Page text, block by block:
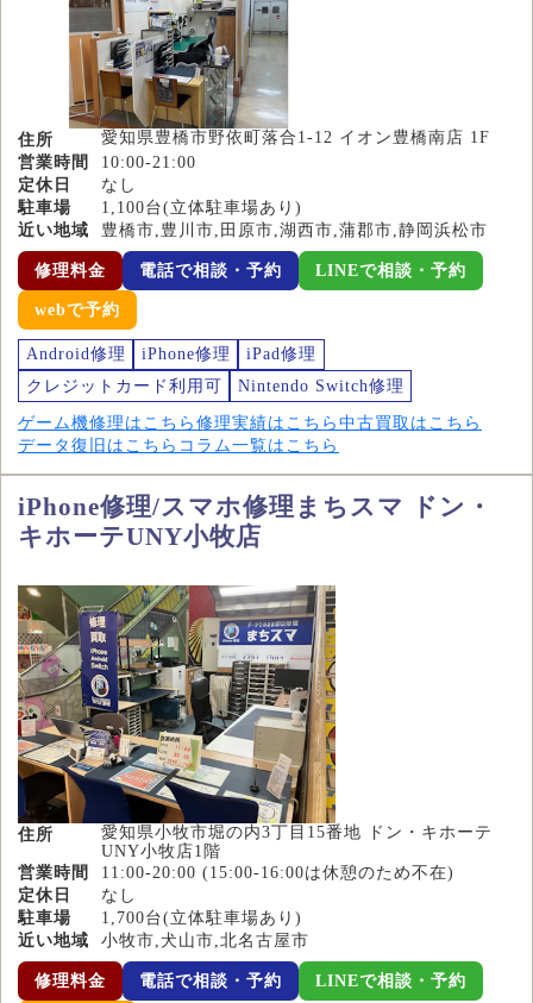
住所
愛知県豊橋市野依町落合1-12 イオン豊橋南店 1F
営業時間
10:00-21:00
定休日
なし
駐車場
1,100台(立体駐車場あり)
近い地域
豊橋市,豊川市,田原市,湖西市,蒲郡市,静岡浜松市
修理料金 電話で相談・予約 LINEで相談・予約
webで予約
Android修理 iPhone修理
iPad修理
クレジットカード利用可
Nintendo Switch修理
ゲーム機修理はこちら 修理実績はこちら 中古買取はこちら
データ復旧はこちら コラム一覧はこちら
iPhone修理/スマホ修理まちスマ ドン・
キホーテUNY小牧店
住所
愛知県小牧市堀の内3丁目15番地 ドン・キホーテ
UNY小牧店1階
営業時間
11:00-20:00 (15:00-16:00は休憩のため不在)
定休日
なし
駐車場
1,700台(立体駐車場あり)
近い地域
小牧市,犬山市,北名古屋市
修理料金 電話で相談・予約 LINEで相談・予約